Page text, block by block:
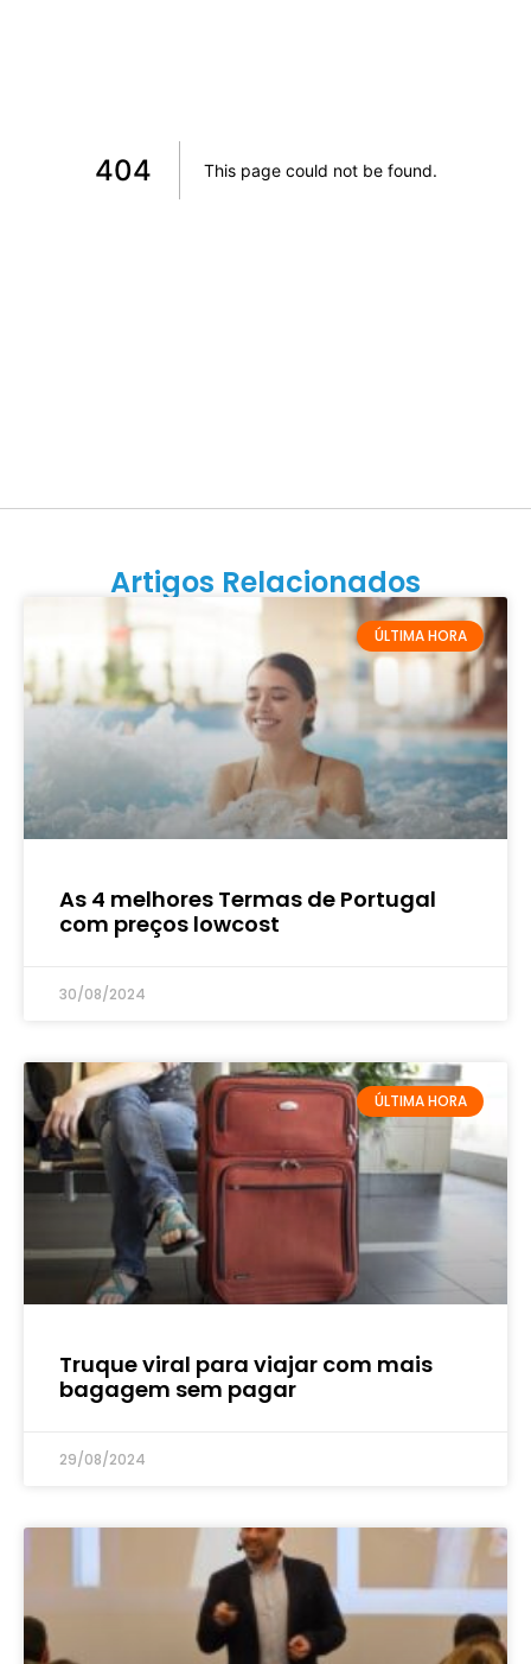
Artigos Relacionados
ÚLTIMA HORA
As 4 melhores Termas de Portugal
com preços lowcost
30/08/2024
ÚLTIMA HORA
Truque viral para viajar com mais
bagagem sem pagar
29/08/2024